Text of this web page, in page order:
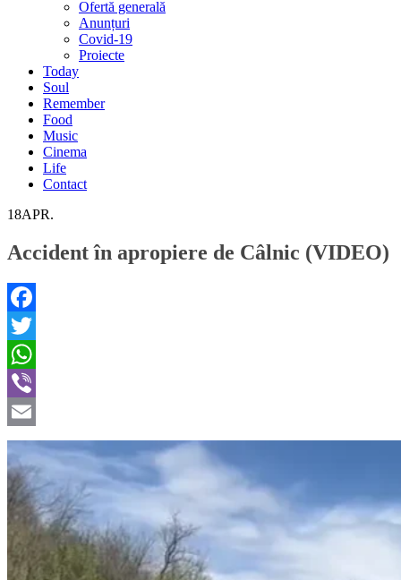
Ofertă generală
Anunțuri
Covid-19
Proiecte
Today
Soul
Remember
Food
Music
Cinema
Life
Contact
18APR.
Accident în apropiere de Câlnic (VIDEO)
Facebook
Twitter
WhatsApp
Viber
Email